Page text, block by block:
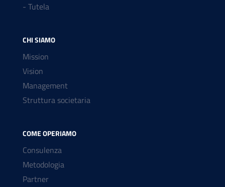
- Tutela
CHI SIAMO
Mission
Vision
Management
Struttura societaria
COME OPERIAMO
Consulenza
Metodologia
Partner